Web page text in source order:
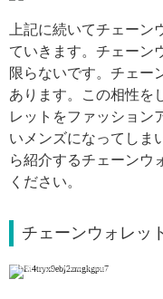
上記に続いてチェー
ていきます。チェーン
限らないです。チェー
あります。この相性を
レットをファッション
いメンズになってしま
ら紹介するチェーンウ
ください。
チェーンウォレッ
引用: https://www.instagram.com/p/